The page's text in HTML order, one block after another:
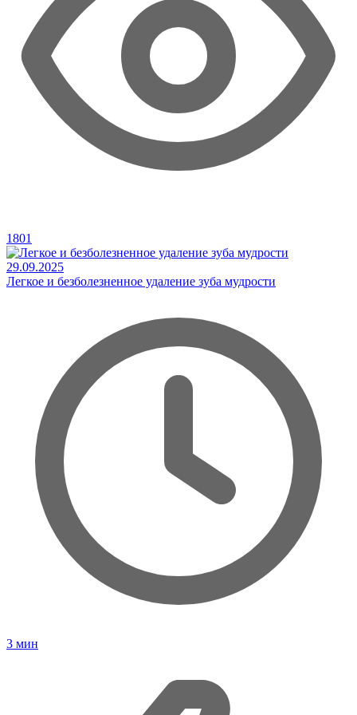
1801
29.09.2025
Легкое и безболезненное удаление зуба мудрости
3 мин